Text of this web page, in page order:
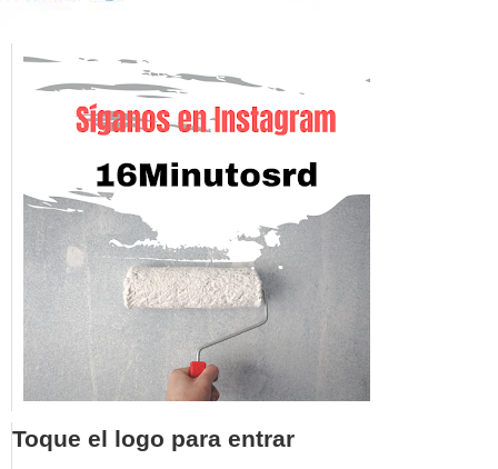
Toque el logo para entrar